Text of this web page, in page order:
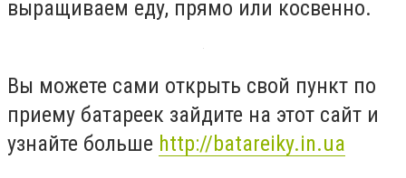
выращиваем еду, прямо или косвенно.
Вы можете сами открыть свой пункт по
приему батареек зайдите на этот сайт и
узнайте больше http://batareiky.in.ua